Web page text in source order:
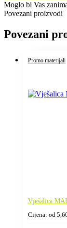
Moglo bi Vas
Povezani proizvodi
Povezani
Promo materijali
Vješalica
Cijena: od